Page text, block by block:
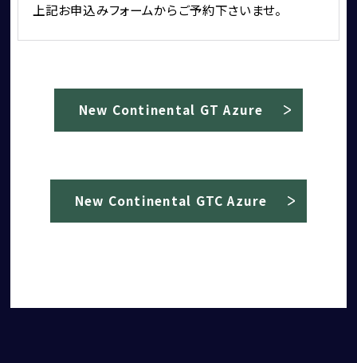
個人情報保護方針
特定商取引法に基づく表記
上記お申込みフォームからご予約下さいませ。
New Continental GT Azure
New Continental GTC Azure